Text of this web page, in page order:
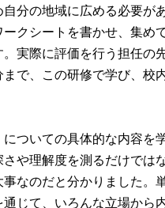
分の地域に広める必要が
クシートを書かせ、集め
実際に評価を行う担任の
で、この研修で学び、校
ついての具体的な内容を
や理解度を測るだけでは
なのだと分かりました。
じて、いろんな立場から